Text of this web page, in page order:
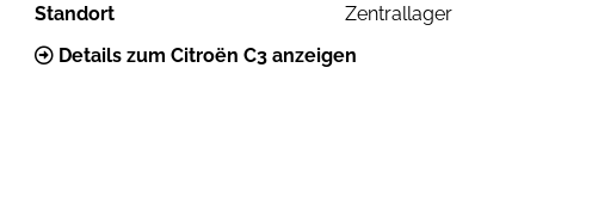
Standort
Zentrallager
Details zum Citroën C3 anzeigen